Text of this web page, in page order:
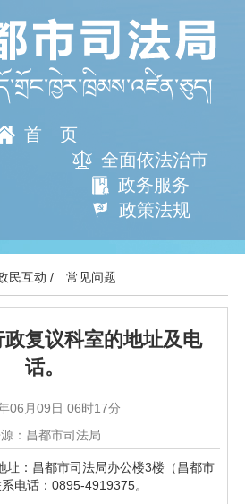
首页
全面依法治市
政务服务
政策法规
民互动 / 常见问题
复议科室的地址及电
话。
06月09日 06时17分
：昌都市司法局
址：昌都市司法局办公楼3楼（昌都市
电话：0895-4919375。